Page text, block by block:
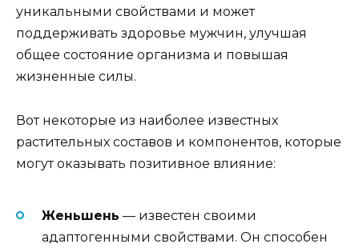
уникальными свойствами и может
поддерживать здоровье мужчин, улучшая
общее состояние организма и повышая
жизненные силы.
Вот некоторые из наиболее известных
растительных составов и компонентов, которые
могут оказывать позитивное влияние:
Женьшень — известен своими
адаптогенными свойствами. Он способен